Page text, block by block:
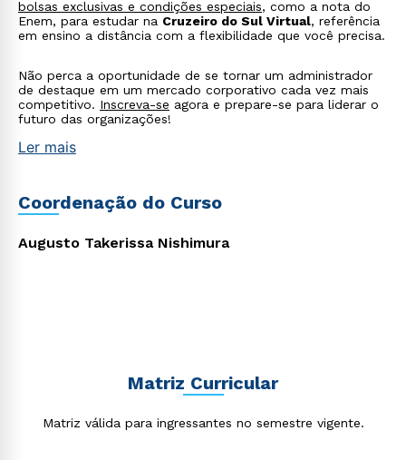
bolsas exclusivas e condições especiais, como a nota do
Enem, para estudar na Cruzeiro do Sul Virtual, referência
em ensino a distância com a flexibilidade que você precisa.
Não perca a oportunidade de se tornar um administrador
de destaque em um mercado corporativo cada vez mais
competitivo. Inscreva-se agora e prepare-se para liderar o
futuro das organizações!
Ler mais
Coordenação do Curso
Augusto Takerissa Nishimura
Matriz Curricular
Matriz válida para ingressantes no semestre vigente.
Estou de acordo com aPolítica de Privacidade. e
autorizo que meus dados sejam utilizados para o
envio de conteúdos da Cruzeiro do Sul.